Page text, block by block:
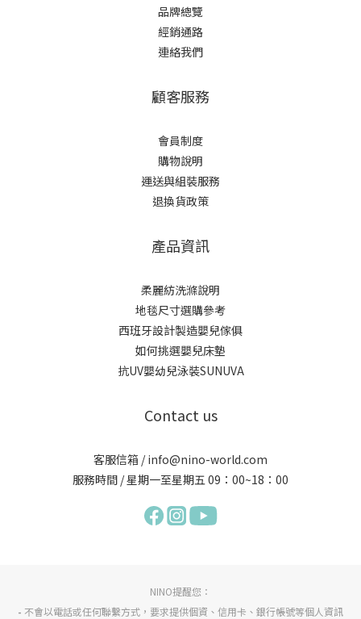
品牌總覽
經銷通路
連絡我們
顧客服務
會員制度
購物說明
運送與組裝服務
退換貨政策
產品資訊
柔麗紡洗滌說明
地毯尺寸選購參考
西班牙設計製造嬰兒傢俱
如何挑選嬰兒床墊
抗UV嬰幼兒泳裝SUNUVA
Contact us
客服信箱 / info@nino-world.com
服務時間 / 星期一至星期五 09：00~18：00
NINO提醒您：
- 不會以電話或任何聯繫方式，要求提供個資、信用卡、銀行帳號等個人資訊